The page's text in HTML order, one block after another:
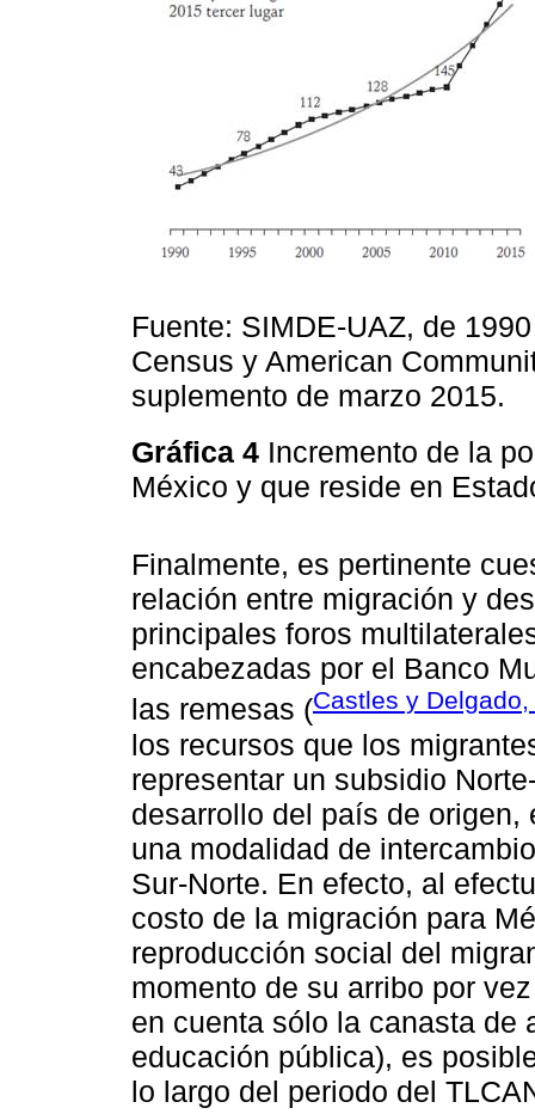
Fuente: SIMDE-UAZ, de
Census y American
suplemento de marzo 2015.
Gráfica 4 Incremento de la
México y que reside en
Finalmente, es pertinente
relación entre migración y
principales foros
encabezadas por el Banco
las remesas (Castles y
los recursos que los
representar un subsidio
desarrollo del país de
una modalidad de
Sur-Norte. En efecto, al
costo de la migración para
reproducción social del
momento de su arribo por
en cuenta sólo la canasta de
educación pública), es
lo largo del periodo del